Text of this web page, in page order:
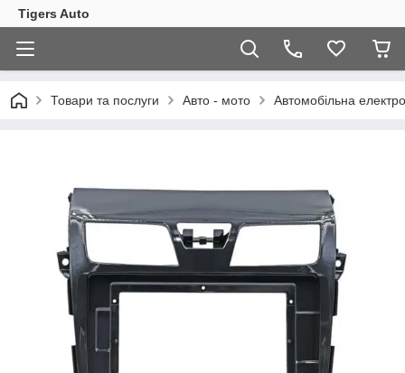
Tigers Auto
Товари та послуги Авто - мото Автомобільна